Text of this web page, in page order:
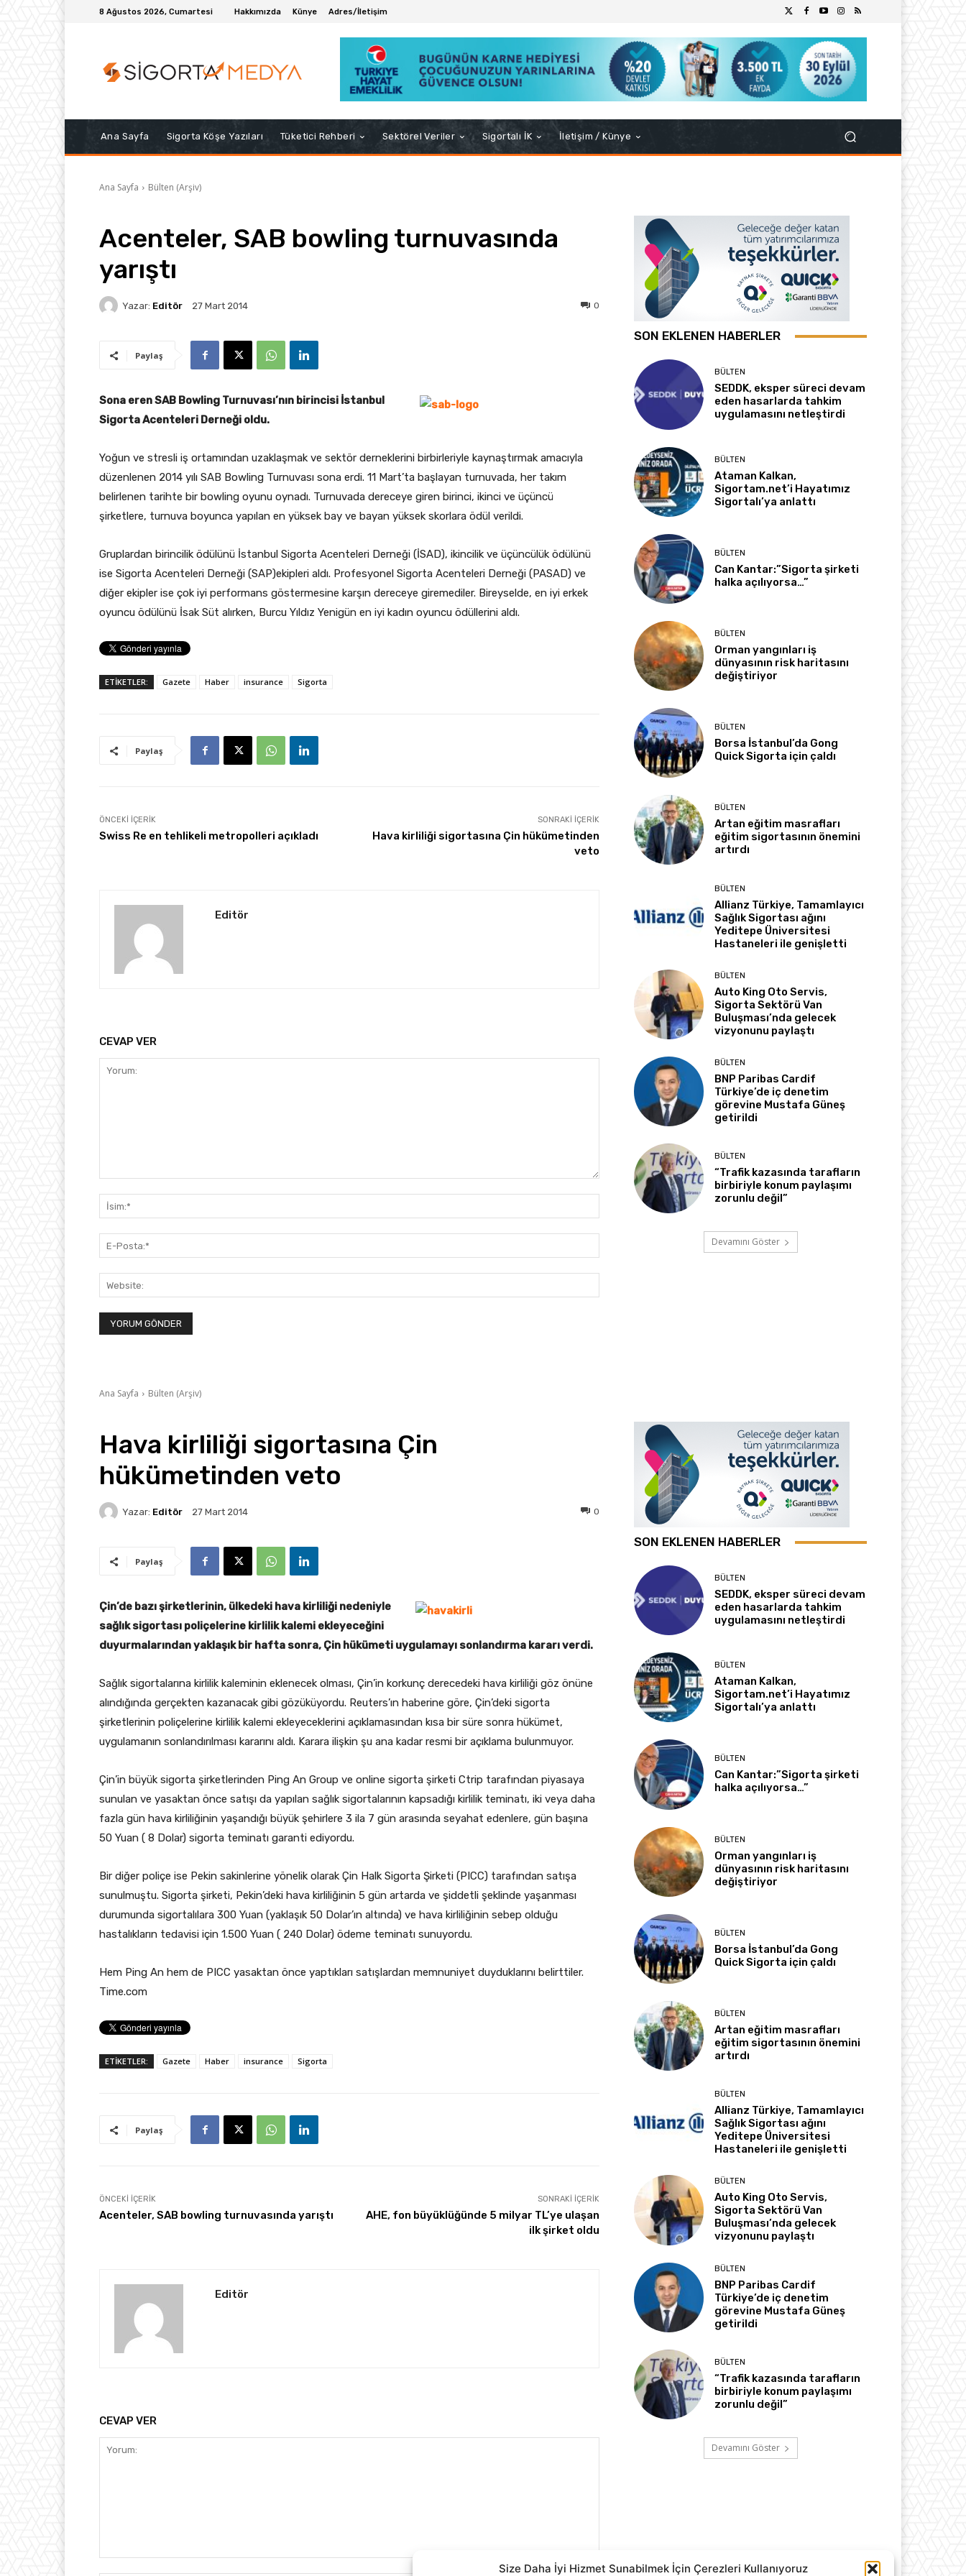
8 Ağustos 2026, Cumartesi Hakkımızda Künye Adres/İletişim
Ana Sayfa Sigorta Köşe Yazıları Tüketici Rehberi Sektörel Veriler Sigortalı İK İletişim / Künye
Ana Sayfa Bülten (Arşiv)
Acenteler, SAB bowling turnuvasında
yarıştı
Yazar: Editör 27 Mart 2014 0
Paylaş
Sona eren SAB Bowling Turnuvası’nın birincisi İstanbul
Sigorta Acenteleri Derneği oldu.
Yoğun ve stresli iş ortamından uzaklaşmak ve sektör derneklerini birbirleriyle kaynaştırmak amacıyla
düzenlenen 2014 yılı SAB Bowling Turnuvası sona erdi. 11 Mart’ta başlayan turnuvada, her takım
belirlenen tarihte bir bowling oyunu oynadı. Turnuvada dereceye giren birinci, ikinci ve üçüncü
şirketlere, turnuva boyunca yapılan en yüksek bay ve bayan yüksek skorlara ödül verildi.
Gruplardan birincilik ödülünü İstanbul Sigorta Acenteleri Derneği (İSAD), ikincilik ve üçüncülük ödülünü
ise Sigorta Acenteleri Derneği (SAP)ekipleri aldı. Profesyonel Sigorta Acenteleri Derneği (PASAD) ve
diğer ekipler ise çok iyi performans göstermesine karşın dereceye giremediler. Bireyselde, en iyi erkek
oyuncu ödülünü İsak Süt alırken, Burcu Yıldız Yenigün en iyi kadın oyuncu ödüllerini aldı.
ETİKETLER: Gazete Haber insurance Sigorta
Paylaş
ÖNCEKI İÇERIK
Swiss Re en tehlikeli metropolleri açıkladı
SONRAKI İÇERIK
Hava kirliliği sigortasına Çin hükümetinden
veto
Editör
CEVAP VER
Posta:*
SON EKLENEN HABERLER
BÜLTEN
SEDDK, eksper süreci devam
eden hasarlarda tahkim
uygulamasını netleştirdi
BÜLTEN
Ataman Kalkan,
Sigortam.net’i Hayatımız
Sigortalı’ya anlattı
BÜLTEN
Can Kantar:”Sigorta şirketi
halka açılıyorsa…”
BÜLTEN
Orman yangınları iş
dünyasının risk haritasını
değiştiriyor
BÜLTEN
Borsa İstanbul’da Gong
Quick Sigorta için çaldı
BÜLTEN
Artan eğitim masrafları
eğitim sigortasının önemini
artırdı
BÜLTEN
Allianz Türkiye, Tamamlayıcı
Sağlık Sigortası ağını
Yeditepe Üniversitesi
Hastaneleri ile genişletti
BÜLTEN
Auto King Oto Servis,
Sigorta Sektörü Van
Buluşması’nda gelecek
vizyonunu paylaştı
BÜLTEN
BNP Paribas Cardif
Türkiye’de iç denetim
görevine Mustafa Güneş
getirildi
BÜLTEN
“Trafik kazasında tarafların
birbiriyle konum paylaşımı
zorunlu değil”
Devamını Göster